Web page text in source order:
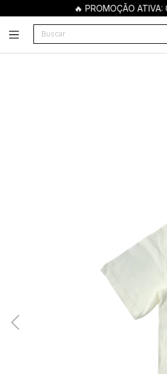
🔥 PROMOÇÃO ATIVA: Ganhe